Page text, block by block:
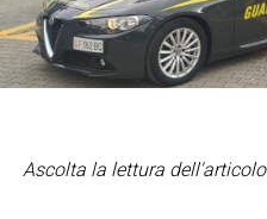
Ascolta la lettura dell'articolo